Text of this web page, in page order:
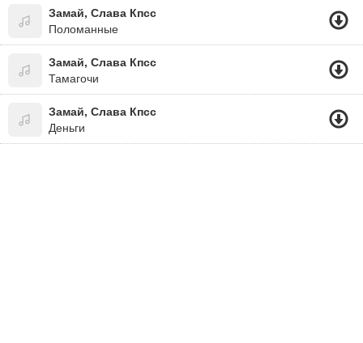
Замай, Слава Кпсс
Поломанные
Замай, Слава Кпсс
Тамагочи
Замай, Слава Кпсс
Деньги